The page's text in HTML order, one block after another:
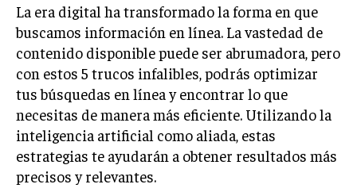
La era digital ha transformado la forma en que
buscamos información en línea. La vastedad de
contenido disponible puede ser abrumadora, pero
con estos 5 trucos infalibles, podrás optimizar
tus búsquedas en línea y encontrar lo que
necesitas de manera más eficiente. Utilizando la
inteligencia artificial como aliada, estas
estrategias te ayudarán a obtener resultados más
precisos y relevantes.